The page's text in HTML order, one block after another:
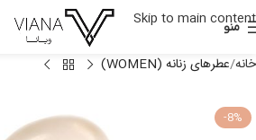
Skip to main content
منو
خانه عطرهای زنانه (WOMEN)
-8%